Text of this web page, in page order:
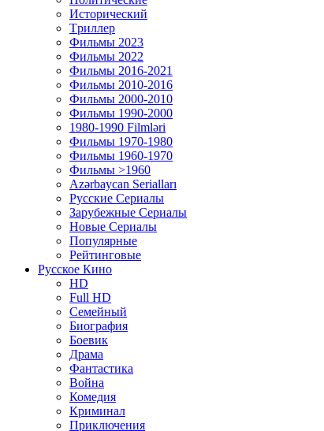
Исторический
Tриллер
Фильмы 2023
Фильмы 2022
Фильмы 2016-2021
Фильмы 2010-2016
Фильмы 2000-2010
Фильмы 1990-2000
1980-1990 Filmləri
Фильмы 1970-1980
Фильмы 1960-1970
Фильмы >1960
Azərbaycan Serialları
Русские Сериалы
Зарубежные Сериалы
Новые Сериалы
Популярные
Рейтинговые
Русское Кино
HD
Full HD
Семейный
Биография
Боевик
Драма
Фантастика
Война
Комедия
Криминал
Приключения